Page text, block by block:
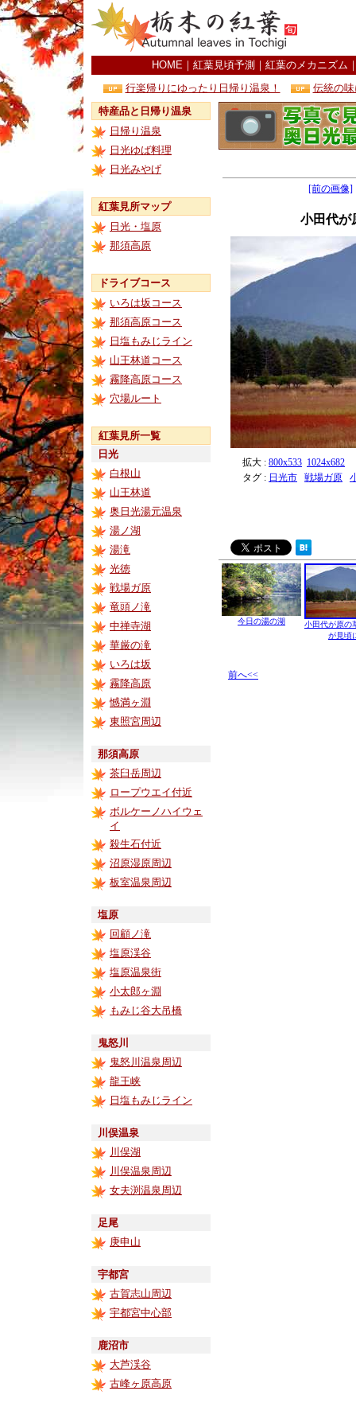
HOME ｜ 紅葉見頃予測 ｜ 紅葉のメカニズム
行楽帰りにゆったり日帰り温泉！
伝統の
特産品と日帰り温泉
日帰り温泉
日光ゆば料理
日光みやげ
紅葉見所マップ
日光・塩原
那須高原
ドライブコース
いろは坂コース
那須高原コース
日塩もみじライン
山王林道コース
霧降高原コース
穴場ルート
紅葉見所一覧
日光
白根山
山王林道
奥日光湯元温泉
湯ノ湖
湯滝
光徳
戦場ガ原
竜頭ノ滝
中禅寺湖
華厳の滝
いろは坂
霧降高原
憾満ヶ淵
東照宮周辺
那須高原
茶臼岳周辺
ロープウエイ付近
ボルケーノハイウェ
イ
殺生石付近
沼原湿原周辺
板室温泉周辺
塩原
回顧ノ滝
塩原渓谷
塩原温泉街
小太郎ヶ淵
もみじ谷大吊橋
鬼怒川
鬼怒川温泉周辺
龍王峡
日塩もみじライン
川俣温泉
川俣湖
川俣温泉周辺
女夫渕温泉周辺
足尾
庚申山
宇都宮
古賀志山周辺
宇都宮中心部
鹿沼市
大芦渓谷
古峰ヶ原高原
[前の画像]
小田代が
拡大 : 800x533 1024x682
タグ : 日光市 戦場ガ原
今日の湯の湖
小田代が原の
が見頃
前へ<<